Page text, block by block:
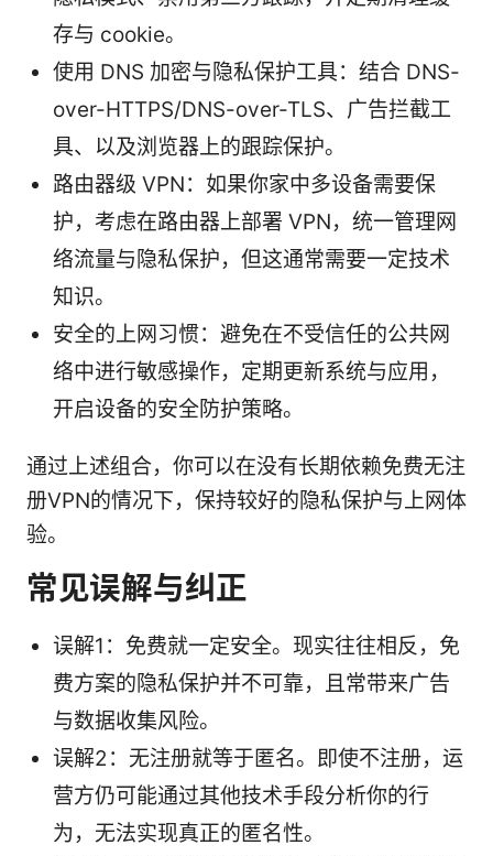
存与 cookie。
使用 DNS 加密与隐私保护工具：结合 DNS-
over-HTTPS/DNS-over-TLS、广告拦截工
具、以及浏览器上的跟踪保护。
路由器级 VPN：如果你家中多设备需要保
护，考虑在路由器上部署 VPN，统一管理网
络流量与隐私保护，但这通常需要一定技术
知识。
安全的上网习惯：避免在不受信任的公共网
络中进行敏感操作，定期更新系统与应用，
开启设备的安全防护策略。
通过上述组合，你可以在没有长期依赖免费无注
册VPN的情况下，保持较好的隐私保护与上网体
验。
常见误解与纠正
误解1：免费就一定安全。现实往往相反，免
费方案的隐私保护并不可靠，且常带来广告
与数据收集风险。
误解2：无注册就等于匿名。即使不注册，运
营方仍可能通过其他技术手段分析你的行
为，无法实现真正的匿名性。